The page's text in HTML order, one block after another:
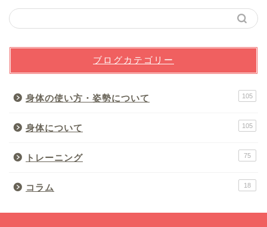
ブログカテゴリー
身体の使い方・姿勢について 105
身体について 105
トレーニング 75
コラム 18